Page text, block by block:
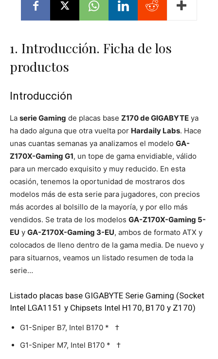
1. Introducción. Ficha de los
productos
Introducción
La serie Gaming de placas base Z170 de GIGABYTE ya
ha dado alguna que otra vuelta por Hardaily Labs. Hace
unas cuantas semanas ya analizamos el modelo GA-
Z170X-Gaming G1, un tope de gama envidiable, válido
para un mercado exquisito y muy reducido. En esta
ocasión, tenemos la oportunidad de mostraros dos
modelos más de esta serie para jugadores, con precios
más acordes al bolsillo de la mayoría, y por ello más
vendidos. Se trata de los modelos GA-Z170X-Gaming 5-
EU y GA-Z170X-Gaming 3-EU, ambos de formato ATX y
colocados de lleno dentro de la gama media. De nuevo y
para situarnos, veamos un listado resumen de toda la
serie…
Listado placas base GIGABYTE Serie Gaming (Socket
Intel LGA1151 y Chipsets Intel H170, B170 y Z170)
G1-Sniper B7, Intel B170 * †
G1-Sniper M7, Intel B170 * †